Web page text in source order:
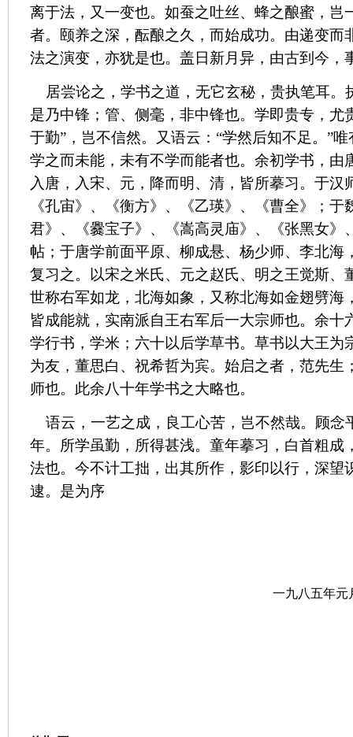
离于法，又一变也。如蚕之吐丝、蜂之酿蜜，岂
者。颐养之深，酝酿之久，而始成功。由递变而
法之演变，亦犹是也。盖日新月异，由古到今，
居尝论之，学书之道，无它玄秘，贵执笔耳。
是乃中锋；管、侧毫，非中锋也。学即贵专，尤
于勤”，岂不信然。又语云：“学然后知不足。”
学之而未能，未有不学而能者也。余初学书，由
入唐，入宋、元，降而明、清，皆所摹习。于汉
《孔宙》、《衡方》、《乙瑛》、《曹全》；
君》、《爨宝子》、《嵩高灵庙》、《张黑女》
帖；于唐学前面平原、柳成悬、杨少师、李北海
复习之。以宋之米氏、元之赵氏、明之王觉斯、
世称右军如龙，北海如象，又称北海如金翅劈海
皆成能就，实南派自王右军后一大宗师也。余十
学行书，学米；六十以后学草书。草书以大王为
为友，董思白、祝希哲为宾。始启之者，范先生
师也。此余八十年学书之大略也。
语云，一艺之成，良工心苦，岂不然哉。顾念
年。所学虽勤，所得甚浅。童年摹习，白首粗成
法也。今不计工拙，出其所作，影印以行，深望
逮。是为序
一九八五年元